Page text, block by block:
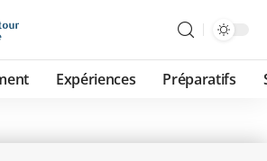
Expériences Préparatifs